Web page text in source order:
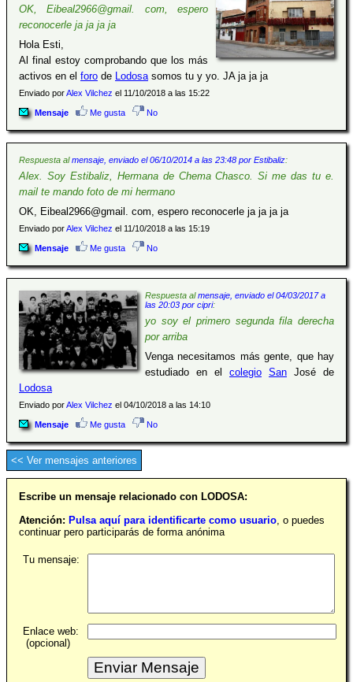
OK, Eibeal2966@gmail. com, espero
reconocerle ja ja ja ja
Hola Esti,
Al final estoy comprobando que los más
activos en el foro de Lodosa somos tu y yo. JA ja ja ja
Enviado porAlex Vilchez el 11/10/2018 a las 15:22
Mensaje Me gusta No
Respuesta almensaje, enviado el 06/10/2014 a las 23:48 por Estibaliz:
Alex. Soy Estibaliz, Hermana de Chema Chasco. Si me das tu e.
mail te mando foto de mi hermano
OK, Eibeal2966@gmail. com, espero reconocerle ja ja ja ja
Enviado porAlex Vilchez el 11/10/2018 a las 15:19
Mensaje Me gusta No
Respuesta almensaje, enviado el 04/03/2017 a
las 20:03 por cipri:
yo soy el primero segunda fila derecha
por arriba
Venga necesitamos más gente, que hay
estudiado en el colegio San José de
Lodosa
Enviado porAlex Vilchez el 04/10/2018 a las 14:10
Mensaje Me gusta No
<< Ver mensajes anteriores
Escribe un mensaje relacionado con LODOSA:
Atención: Pulsa aquí para identificarte como usuario , o puedes
continuar pero participarás de forma anónima
Tu mensaje:
Enlace web:
(opcional)